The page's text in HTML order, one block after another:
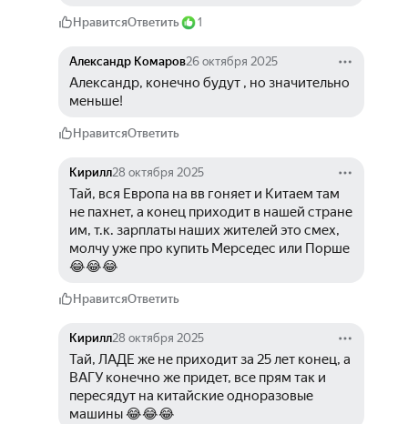
НравитсяОтветить 1
Александр Комаров26 октября 2025
Александр, конечно будут , но значительно
меньше!
НравитсяОтветить
Кирилл28 октября 2025
Тай, вся Европа на вв гоняет и Китаем там
не пахнет, а конец приходит в нашей стране
им, т.к. зарплаты наших жителей это смех,
молчу уже про купить Мерседес или Порше
😂😂😂
НравитсяОтветить
Кирилл28 октября 2025
Тай, ЛАДЕ же не приходит за 25 лет конец, а
ВАГУ конечно же придет, все прям так и
пересядут на китайские одноразовые
машины 😂😂😂